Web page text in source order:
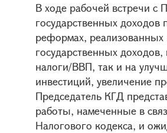
В ходе рабочей встречи с
государственных
реформах, реализованных
государственных
налоги/ВВП, так и на
инвестиций, увеличение
Председатель КГД
работы, намеченные в
Налогового кодекса, и